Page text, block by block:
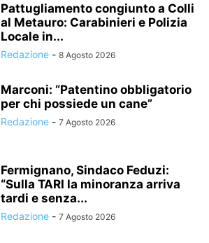
Pattugliamento congiunto a Colli
al Metauro: Carabinieri e Polizia
Locale in...
Redazione - 8 Agosto 2026
Marconi: “Patentino obbligatorio
per chi possiede un cane”
Redazione - 7 Agosto 2026
Fermignano, Sindaco Feduzi:
“Sulla TARI la minoranza arriva
tardi e senza...
Redazione - 7 Agosto 2026